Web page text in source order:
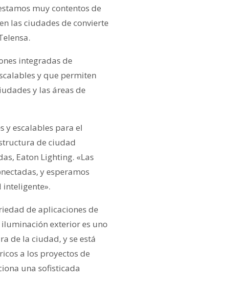
muy contentos de
las ciudades de convierte
integradas de
y que permiten
y las áreas de
y escalables para el
de ciudad
Eaton Lighting. «Las
y esperamos
de aplicaciones de
exterior es uno
de la ciudad, y se está
a los proyectos de
una sofisticada